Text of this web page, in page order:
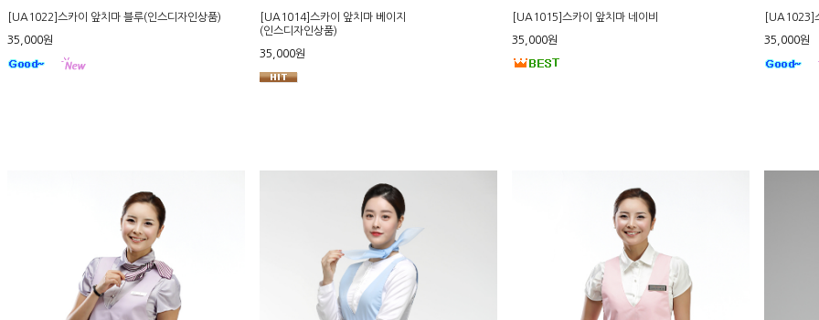
[UA1022]스카이 앞치마 블루(인스디자인상품)
35,000원
[UA1014]스카이 앞치마 베이지
(인스디자인상품)
35,000원
[UA1015]스카이 앞치마 네이비
35,000원
[UA1023]
35,000원